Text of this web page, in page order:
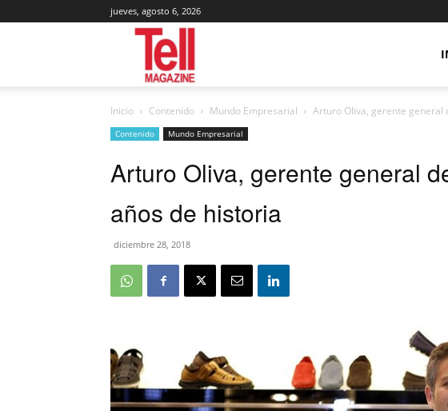
jueves, agosto 6, 2026
Magazine
Inicio Contenido Mundo Empresarial Arturo Oliva, gerente general
Contenido Mundo Empresarial
Arturo Oliva, gerente general
años de historia
diciembre 28, 2018